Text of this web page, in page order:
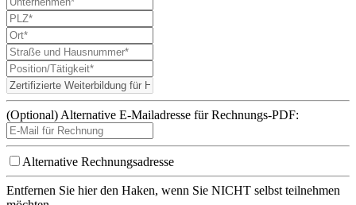
(Optional) Alternative E-Mailadresse für Rechnungs-PDF:
Alternative Rechnungsadresse
Entfernen Sie hier den Haken, wenn Sie NICHT selbst teilnehmen